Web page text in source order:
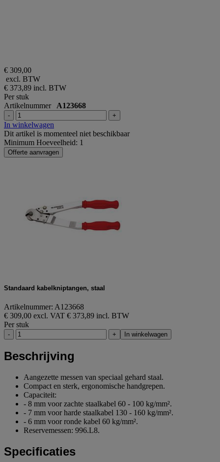
€ 309,00
excl. BTW
€ 373,89 incl. BTW
Per stuk
Artikelnummer A123668
- +
In winkelwagen
Dit artikel is momenteel niet beschikbaar
Minimum Hoeveelheid: 1
Offerte aanvragen
Standaard kabelkniptangen, staal
Artikelnummer: A123668
€ 309,00 excl. VAT € 373,89 incl. BTW
Per stuk
- + In winkelwagen
Beschrijving
Aangezette messen van speciaal gehard staal.
Compact en sterk, ergonomische handgrepen.
Capaciteit:
- 8 mm voor zachte staalkabel 60 - 100 kg/mm².
- 7 mm voor harde staalkabel 130 - 160 kg/mm².
- 6 mm voor ronde kabel 60 kg/mm².
Reservemessen: 996.L8.
Specificaties